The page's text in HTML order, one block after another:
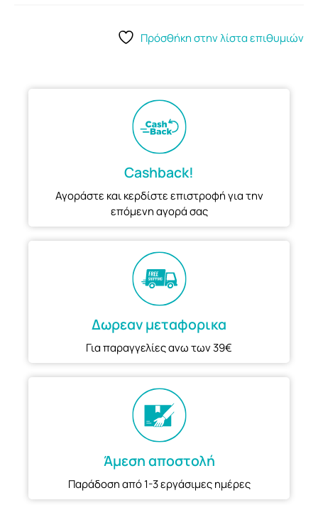
Πρόσθήκη στην λίστα επιθυμιών
Cashback!
Αγοράστε και κερδίστε επιστροφή για την
επόμενη αγορά σας
Δωρεαν μεταφορικα
Για παραγγελίες ανω των 39€
Άμεση αποστολή
Παράδοση από 1-3 εργάσιμες ημέρες